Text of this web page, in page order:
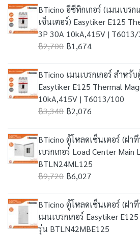
BTicino อีซีทิกเกอร์ (เมนเบร
เซ็นเตอร์) Easytiker E125
3P 30A 10kA,415V |
฿2,700 ฿1,674
BTicino เมนเบรกเกอร์ สำหรั
Easytiker E125 Thermal
10kA,415V | T6013/100
฿3,348 ฿2,076
BTicino ตู้โหลดเซ็นเตอร์ (ฝา
เบรกเกอร์ Load Center Main
BTLN24ML125
฿9,720 ฿6,027
BTicino ตู้โหลดเซ็นเตอร์ (ฝา
เมนเบรกเกอร์ Easytiker
รุ่น BTLN42MBE125